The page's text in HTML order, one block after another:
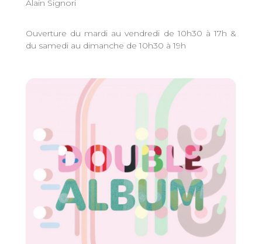
Alain Signori
Ouverture du mardi au vendredi de 10h30 à 17h &
du samedi au dimanche de 10h30 à 19h